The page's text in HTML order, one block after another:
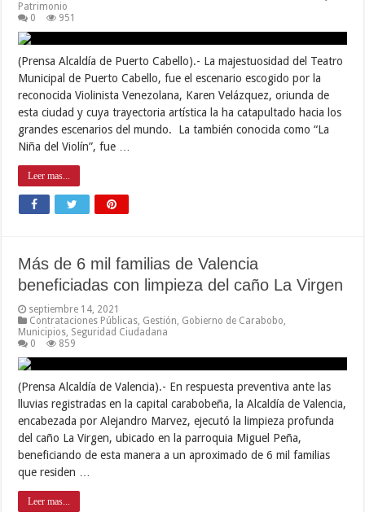
Patrimonio
0
951
(Prensa Alcaldía de Puerto Cabello).- La majestuosidad del Teatro
Municipal de Puerto Cabello, fue el escenario escogido por la
reconocida Violinista Venezolana, Karen Velázquez, oriunda de
esta ciudad y cuya trayectoria artística la ha catapultado hacia los
grandes escenarios del mundo. La también conocida como “La
Niña del Violín”, fue …
Leer mas...
Más de 6 mil familias de Valencia
beneficiadas con limpieza del caño La Virgen
septiembre 14, 2021
Contrataciones Públicas Gestión Gobierno de Carabobo
Municipios Seguridad Ciudadana
0
859
(Prensa Alcaldía de Valencia).- En respuesta preventiva ante las
lluvias registradas en la capital carabobeña, la Alcaldía de Valencia,
encabezada por Alejandro Marvez, ejecutó la limpieza profunda
del caño La Virgen, ubicado en la parroquia Miguel Peña,
beneficiando de esta manera a un aproximado de 6 mil familias
que residen …
Leer mas...